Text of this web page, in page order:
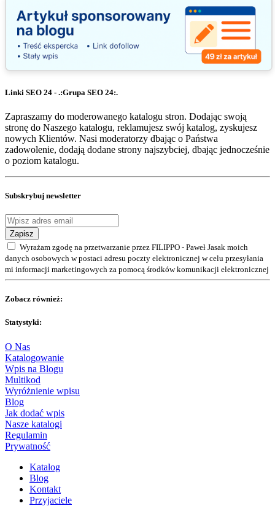
Linki SEO 24 - .:Grupa SEO 24:.
Zapraszamy do moderowanego katalogu stron. Dodając swoją
stronę do Naszego katalogu, reklamujesz swój katalog, zyskujesz
nowych Klientów. Nasi moderatorzy dbając o Państwa
zadowolenie, dodają dodane strony najszybciej, dbając jednocześnie
o poziom katalogu.
Subskrybuj newsletter
Zapisz
Wyrażam zgodę na przetwarzanie przez FILIPPO - Paweł Jasak moich
danych osobowych w postaci adresu poczty elektronicznej w celu przesyłania
mi informacji marketingowych za pomocą środków komunikacji elektronicznej
Zobacz również:
Statystyki:
O Nas
Katalogowanie
Wpis na Blogu
Multikod
Wyróżnienie wpisu
Blog
Jak dodać wpis
Nasze katalogi
Regulamin
Prywatność
Katalog
Blog
Kontakt
Przyjaciele